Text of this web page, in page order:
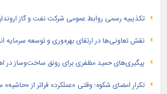
تكذیبیه رسمی روابط عمومی شركت نفت و گاز
نقش تعاونی‌ها در ارتقای بهره‌وری و توسعه سرمایه
پیگیری‌های حمید مظفری برای رونق ساخت‌وساز در
تکرارِ امضای شکوه؛ وقتی «عملکرد» فراتر از